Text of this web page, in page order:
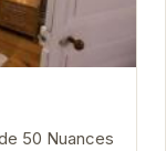
50 Nuances